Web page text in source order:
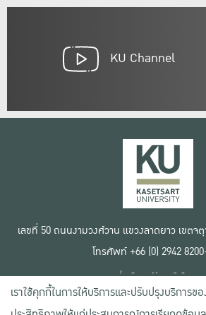
KU Channel
เลขที่ 50 ถนนงามวงศ์วาน แขวงลาดยาว เขตจ
โทรศัพท์ +66 (0) 2942
เงื่อนไขการใช้งานเว็บไซต์
ข้อตกลงด้านสิทธิ์ใช้งาน
นโยบายความเป็นส่วนตัว
เราใช้คุกกี้ในการให้บริการและปรับปรุงบริการข